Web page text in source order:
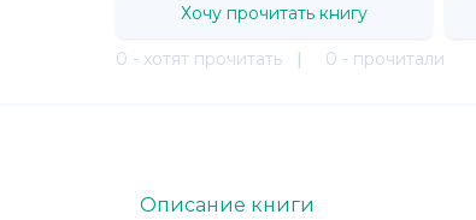
Хочу прочитать книгу
0 - хотят прочитать | 0 - прочитали
Описание книги